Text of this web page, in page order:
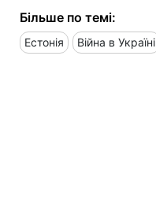
Більше по темі:
Естонія Війна в Україні